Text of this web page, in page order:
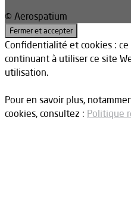
© Aerospatium
Confidentialité et cookies :
continuant à utiliser ce site
utilisation.
Pour en savoir plus,
cookies, consultez : Politique